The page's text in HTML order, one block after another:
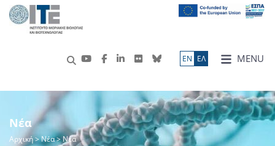
MENU
ΕN ΕΛ
Νέα
Αρχική>Νέα> Νέα